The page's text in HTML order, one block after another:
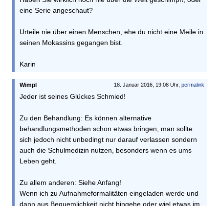
eine Serie angeschaut?
Urteile nie über einen Menschen, ehe du nicht eine Meile in
seinen Mokassins gegangen bist.
Karin
18. Januar 2016, 19:08 Uhr, permalink
Wimpl
Jeder ist seines Glückes Schmied!
Zu den Behandlung: Es können alternative
behandlungsmethoden schon etwas bringen, man sollte
sich jedoch nicht unbedingt nur darauf verlassen sondern
auch die Schulmedizin nutzen, besonders wenn es ums
Leben geht.
Zu allem anderen: Siehe Anfang!
Wenn ich zu Aufnahmeformalitäten eingeladen werde und
dann aus Bequemlichkeit nicht hingehe oder wiel etwas im